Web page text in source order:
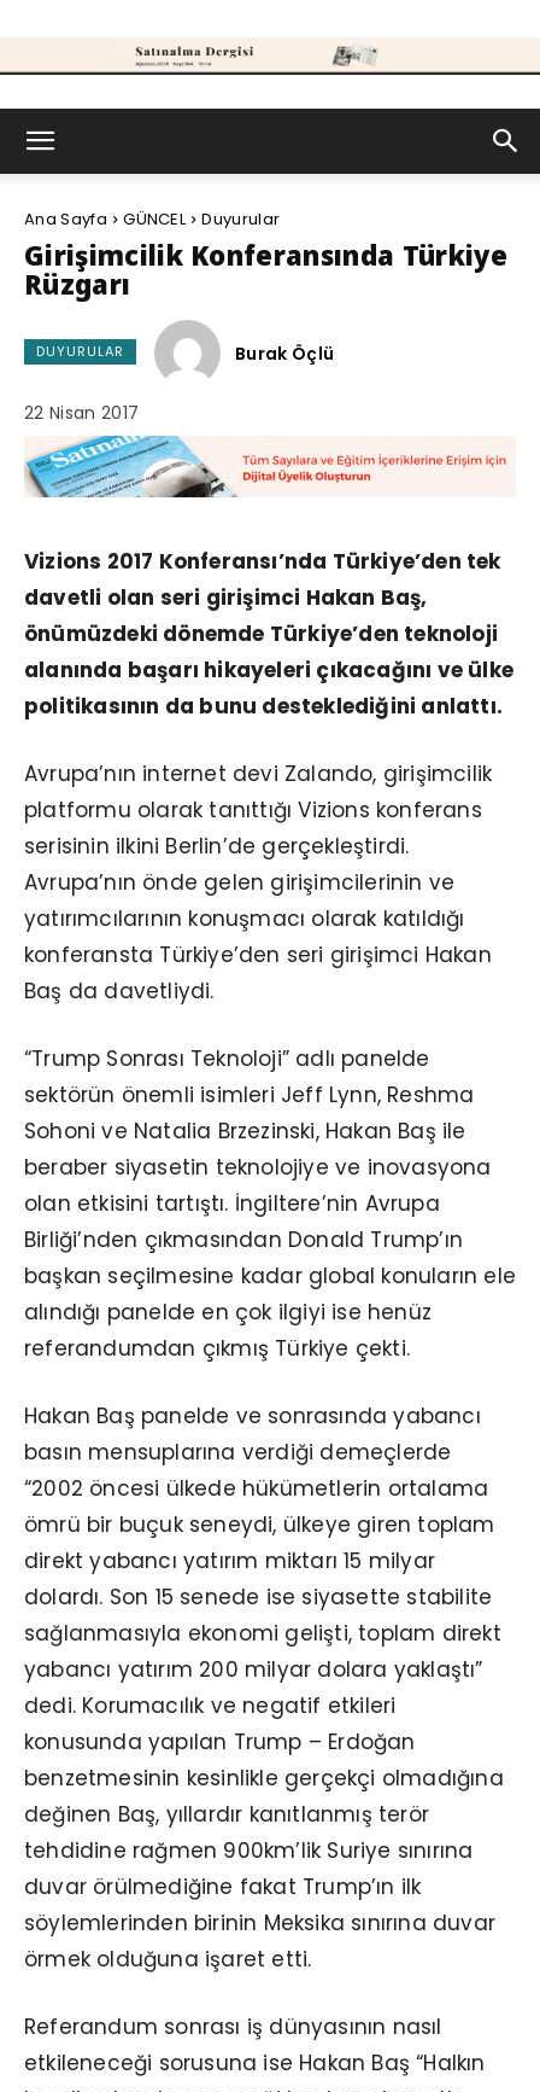
Ana Sayfa GÜNCEL Duyurular
Girişimcilik Konferansında Türkiye
Rüzgarı
DUYURULAR Burak Öçlü
22 Nisan 2017
Vizions 2017 Konferansı’nda Türkiye’den tek
davetli olan seri girişimci Hakan Baş,
önümüzdeki dönemde Türkiye’den teknoloji
alanında başarı hikayeleri çıkacağını ve ülke
politikasının da bunu desteklediğini anlattı.
Avrupa’nın internet devi Zalando, girişimcilik
platformu olarak tanıttığı Vizions konferans
serisinin ilkini Berlin’de gerçekleştirdi.
Avrupa’nın önde gelen girişimcilerinin ve
yatırımcılarının konuşmacı olarak katıldığı
konferansta Türkiye’den seri girişimci Hakan
Baş da davetliydi.
“Trump Sonrası Teknoloji” adlı panelde
sektörün önemli isimleri Jeff Lynn, Reshma
Sohoni ve Natalia Brzezinski, Hakan Baş ile
beraber siyasetin teknolojiye ve inovasyona
olan etkisini tartıştı. İngiltere’nin Avrupa
Birliği’nden çıkmasından Donald Trump’ın
başkan seçilmesine kadar global konuların ele
alındığı panelde en çok ilgiyi ise henüz
referandumdan çıkmış Türkiye çekti.
Hakan Baş panelde ve sonrasında yabancı
basın mensuplarına verdiği demeçlerde
“2002 öncesi ülkede hükümetlerin ortalama
ömrü bir buçuk seneydi, ülkeye giren toplam
direkt yabancı yatırım miktarı 15 milyar
dolardı. Son 15 senede ise siyasette stabilite
sağlanmasıyla ekonomi gelişti, toplam direkt
yabancı yatırım 200 milyar dolara yaklaştı”
dedi. Korumacılık ve negatif etkileri
konusunda yapılan Trump – Erdoğan
benzetmesinin kesinlikle gerçekçi olmadığına
değinen Baş, yıllardır kanıtlanmış terör
tehdidine rağmen 900km’lik Suriye sınırına
duvar örülmediğine fakat Trump’ın ilk
söylemlerinden birinin Meksika sınırına duvar
örmek olduğuna işaret etti.
Referandum sonrası iş dünyasının nasıl
etkileneceği sorusuna ise Hakan Baş “Halkın